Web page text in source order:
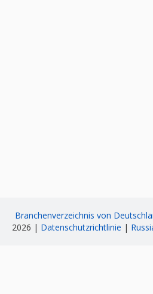
Branchenverzeichnis von
2026 | Datenschutzrichtlinie |